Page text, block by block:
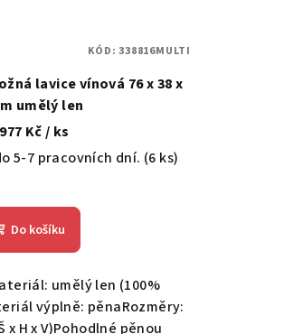
lavice vínová 76 x 38 x
umělý len
Kč/ ks
5-7 pracovních dní. (6 ks)
Do košíku
umělý len (100%
výplně: pěnaRozměry:
x H x V)Pohodlné pěnou
KÓD:338816MULTI